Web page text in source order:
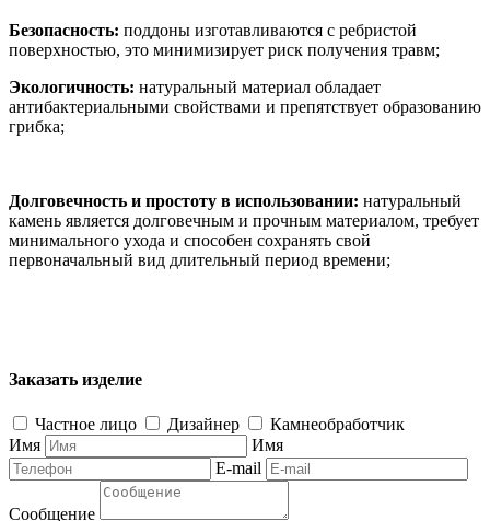
Безопасность: поддоны изготавливаются с ребристой
поверхностью, это минимизирует риск получения травм;
Экологичность: натуральный материал обладает
антибактериальными свойствами и препятствует образованию
грибка;
Долговечность и простоту в использовании: натуральный
камень является долговечным и прочным материалом, требует
минимального ухода и способен сохранять свой
первоначальный вид длительный период времени;
Заказать изделие
Частное лицо Дизайнер
Камнеобработчик
Имя
Имя
E-mail
Сообщение